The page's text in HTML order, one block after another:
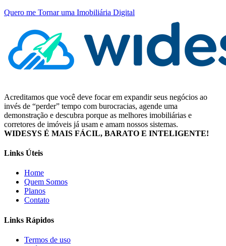
Quero me Tornar uma Imobiliária Digital
Acreditamos que você deve focar em expandir seus negócios ao
invés de “perder” tempo com burocracias, agende uma
demonstração e descubra porque as melhores imobiliárias e
corretores de imóveis já usam e amam nossos sistemas.
WIDESYS É MAIS FÁCIL, BARATO E INTELIGENTE!
Links Úteis
Home
Quem Somos
Planos
Contato
Links Rápidos
Termos de uso